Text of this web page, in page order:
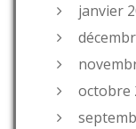
janvier
octobre